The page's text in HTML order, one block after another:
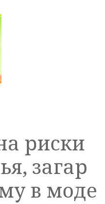
риски
загар
в моде